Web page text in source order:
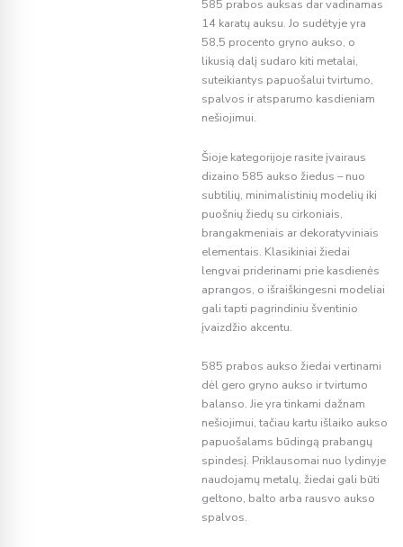
585 prabos auksas dar vadinamas
14 karatų auksu. Jo sudėtyje yra
58,5 procento gryno aukso, o
likusią dalį sudaro kiti metalai,
suteikiantys papuošalui tvirtumo,
spalvos ir atsparumo kasdieniam
nešiojimui.
Šioje kategorijoje rasite įvairaus
dizaino 585 aukso žiedus – nuo
subtilių, minimalistinių modelių iki
puošnių žiedų su cirkoniais,
brangakmeniais ar dekoratyviniais
elementais. Klasikiniai žiedai
lengvai priderinami prie kasdienės
aprangos, o išraiškingesni modeliai
gali tapti pagrindiniu šventinio
įvaizdžio akcentu.
585 prabos aukso žiedai vertinami
dėl gero gryno aukso ir tvirtumo
balanso. Jie yra tinkami dažnam
nešiojimui, tačiau kartu išlaiko aukso
papuošalams būdingą prabangų
spindesį. Priklausomai nuo lydinyje
naudojamų metalų, žiedai gali būti
geltono, balto arba rausvo aukso
spalvos.